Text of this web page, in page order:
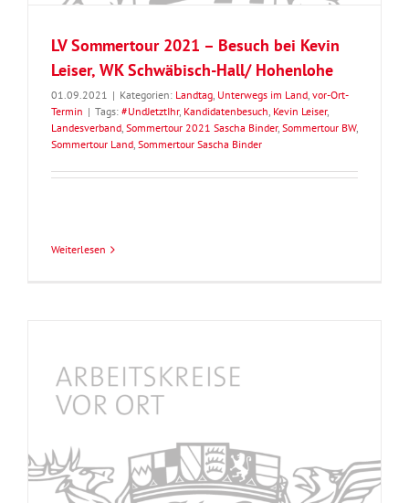
LV Sommertour 2021 – Besuch bei Kevin
Leiser, WK Schwäbisch-Hall/ Hohenlohe
01.09.2021 | Kategorien: Landtag, Unterwegs im Land, vor-Ort-
Termin | Tags: #UndJetztIhr, Kandidatenbesuch, Kevin Leiser,
Landesverband, Sommertour 2021 Sascha Binder, Sommertour BW,
Sommertour Land, Sommertour Sascha Binder
Weiterlesen